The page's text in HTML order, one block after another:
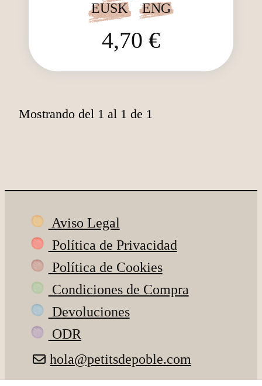
EUSK
ENG
4,70 €
Mostrando del 1 al 1 de 1
Aviso Legal
Política de Privacidad
Política de Cookies
Condiciones de Compra
Devoluciones
ODR
hola@petitsdepoble.com